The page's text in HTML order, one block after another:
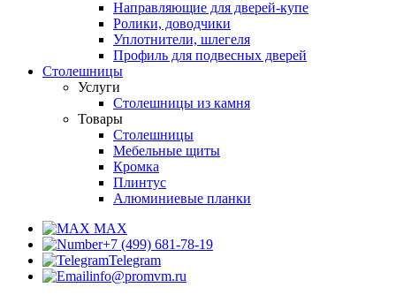
Направляющие для дверей-купе
Ролики, доводчики
Уплотнители, шлегеля
Профиль для подвесных дверей
Столешницы
Услуги
Столешницы из камня
Товары
Столешницы
Мебельные щиты
Кромка
Плинтус
Алюминиевые планки
MAX
+7 (499) 681-78-19
Telegram
info@promvm.ru